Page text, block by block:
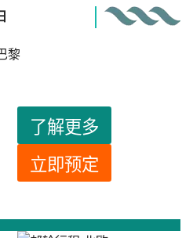
了解更多
立即预定
黎